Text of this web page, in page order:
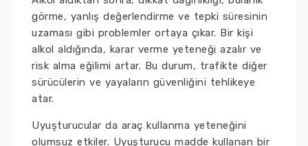
görme, yanlış değerlendirme ve tepki süresinin
uzaması gibi problemler ortaya çıkar. Bir kişi
alkol aldığında, karar verme yeteneği azalır ve
risk alma eğilimi artar. Bu durum, trafikte diğer
sürücülerin ve yayaların güvenliğini tehlikeye
atar.
Uyuşturucular da araç kullanma yeteneğini
olumsuz etkiler. Uyuşturucu madde kullanan bir